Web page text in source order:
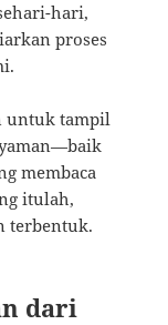
hari,
proses
untuk tampil
membaca
itulah,
terbentuk.
dari